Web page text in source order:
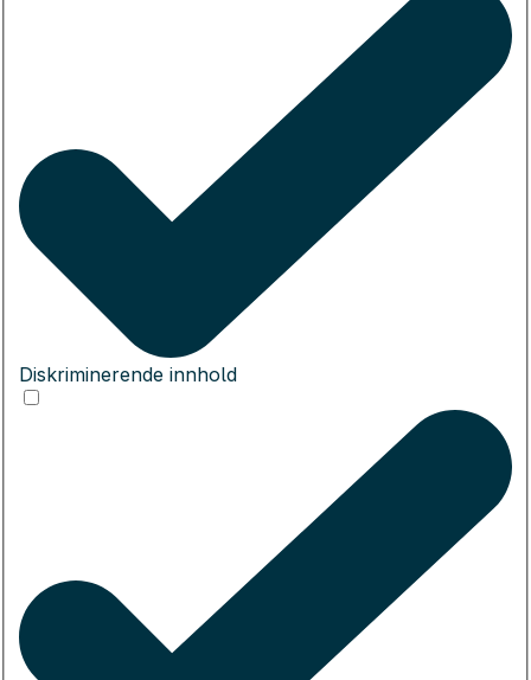
Diskriminerende innhold